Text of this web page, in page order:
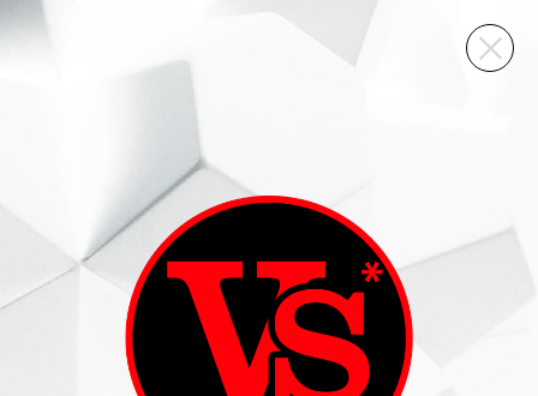
ВИННЫЙ СКЛАД